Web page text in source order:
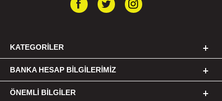
KATEGORILER
BANKA HESAP BILGILERIMIZ
ÖNEMLI BILGILER